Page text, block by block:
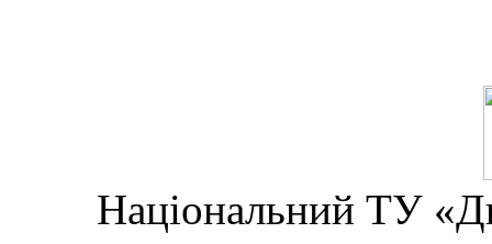
Національний ТУ